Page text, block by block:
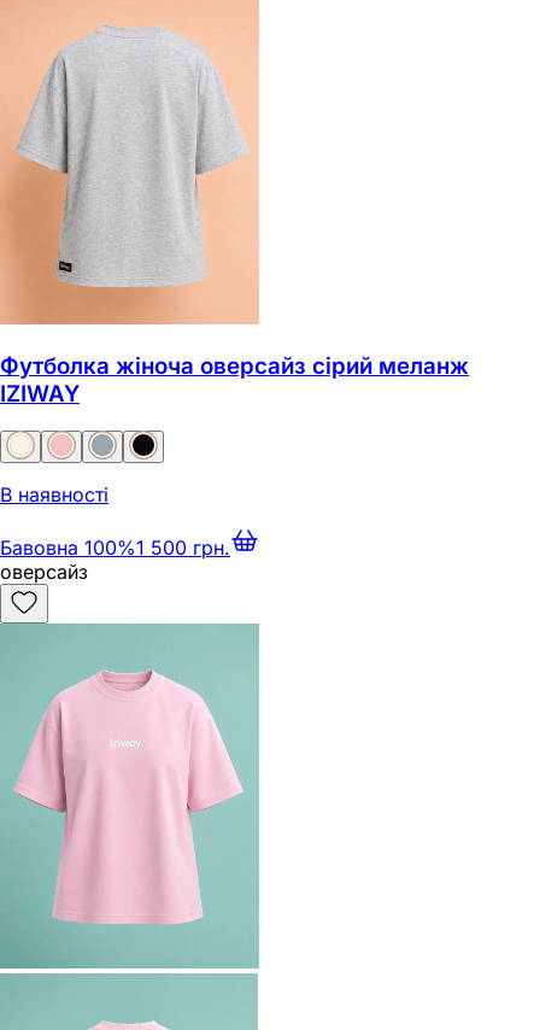
Футболка жіноча оверсайз сірий меланж
IZIWAY
В наявності
Бавовна 100%1 500 грн.
оверсайз